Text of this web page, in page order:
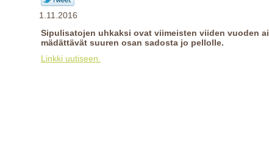
1.11.2016
Sipulisatojen uhkaksi ovat viimeisten viiden vuoden
mädättävät suuren osan sadosta jo pellolle.
Linkki uutiseen.